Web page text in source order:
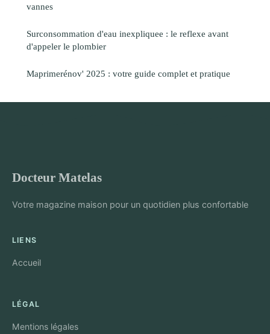
vannes
Surconsommation d'eau inexpliquee : le reflexe avant
d'appeler le plombier
Maprimerénov' 2025 : votre guide complet et pratique
Docteur Matelas
Votre magazine maison pour un quotidien plus confortable
LIENS
Accueil
LÉGAL
Mentions légales